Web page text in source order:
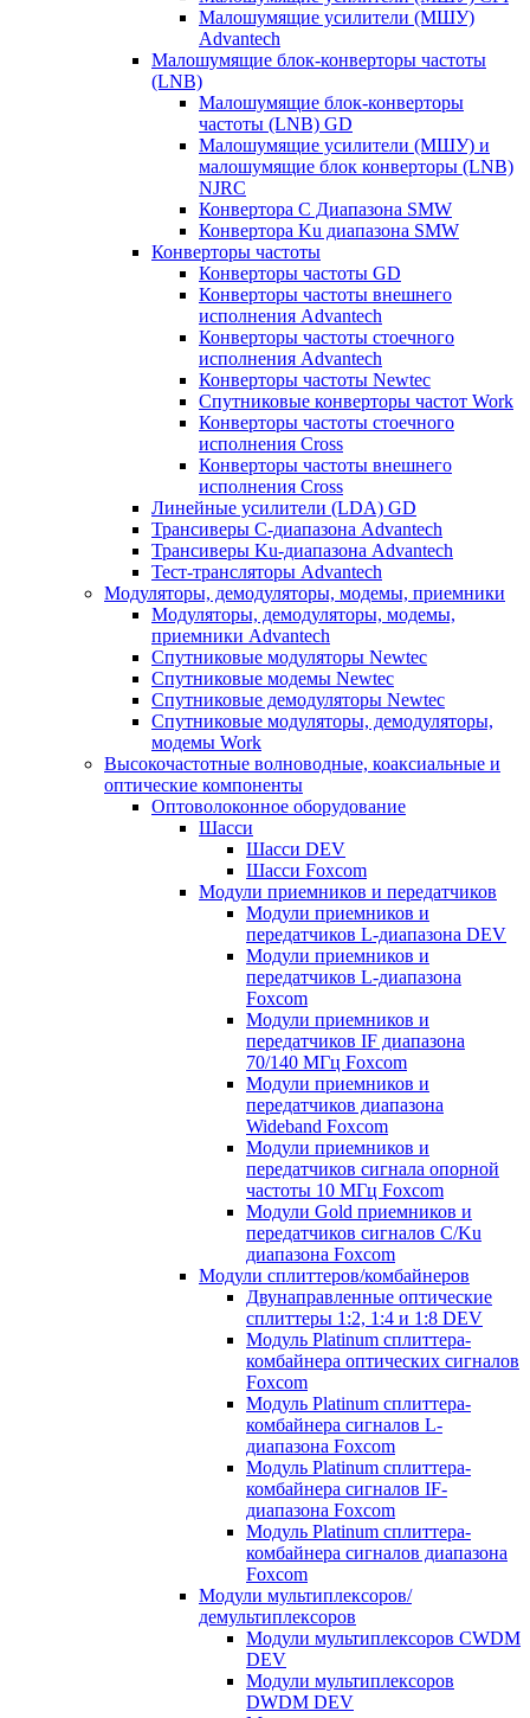
Малошумящие усилители (МШУ)
Advantech
Малошумящие блок-конверторы частоты
(LNB)
Малошумящие блок-конверторы
частоты (LNB) GD
Малошумящие усилители (МШУ) и
малошумящие блок конверторы (LNB)
NJRC
Конвертора C Диапазона SMW
Конвертора Ku диапазона SMW
Конверторы частоты
Конверторы частоты GD
Конверторы частоты внешнего
исполнения Advantech
Конверторы частоты стоечного
исполнения Advantech
Конверторы частоты Newtec
Спутниковые конверторы частот Work
Конверторы частоты стоечного
исполнения Cross
Конверторы частоты внешнего
исполнения Cross
Линейные усилители (LDA) GD
Трансиверы С-диапазона Advantech
Трансиверы Ku-диапазона Advantech
Тест-трансляторы Advantech
Модуляторы, демодуляторы, модемы, приемники
Модуляторы, демодуляторы, модемы,
приемники Advantech
Спутниковые модуляторы Newtec
Спутниковые модемы Newtec
Спутниковые демодуляторы Newtec
Спутниковые модуляторы, демодуляторы,
модемы Work
Высокочастотные волноводные, коаксиальные и
оптические компоненты
Оптоволоконное оборудование
Шасси
Шасси DEV
Шасси Foxcom
Модули приемников и передатчиков
Модули приемников и
передатчиков L-диапазона DEV
Модули приемников и
передатчиков L-диапазона
Foxcom
Модули приемников и
передатчиков IF диапазона
70/140 МГц Foxcom
Модули приемников и
передатчиков диапазона
Wideband Foxcom
Модули приемников и
передатчиков сигнала опорной
частоты 10 МГц Foxcom
Модули Gold приемников и
передатчиков сигналов C/Ku
диапазона Foxcom
Модули сплиттеров/комбайнеров
Двунаправленные оптические
сплиттеры 1:2, 1:4 и 1:8 DEV
Модуль Platinum cплиттера-
комбайнера оптических сигналов
Foxcom
Модуль Platinum сплиттера-
комбайнера сигналов L-
диапазона Foxcom
Модуль Platinum сплиттера-
комбайнера сигналов IF-
диапазона Foxcom
Модуль Platinum сплиттера-
комбайнера сигналов диапазона
Foxcom
Модули мультиплексоров/
демультиплексоров
Модули мультиплексоров CWDM
DEV
Модули мультиплексоров
DWDM DEV